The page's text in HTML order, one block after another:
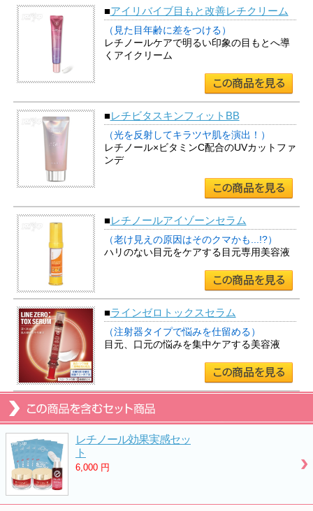
■アイリバイブ目もと改善レチクリーム
（見た目年齢に差をつける）
レチノールケアで明るい印象の目もとへ導
くアイクリーム
■レチビタスキンフィットBB
（光を反射してキラツヤ肌を演出！）
レチノール×ビタミンC配合のUVカットファ
ンデ
■レチノールアイゾーンセラム
（老け見えの原因はそのクマかも...!?）
ハリのない目元をケアする目元専用美容液
■ラインゼロトックスセラム
（注射器タイプで悩みを仕留める）
目元、口元の悩みを集中ケアする美容液
レチノール効果実感セッ
ト
6,000 円